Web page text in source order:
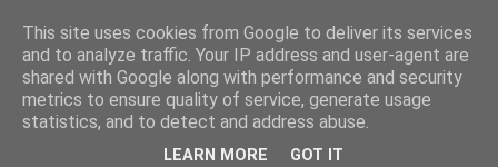
pluskiewicz.blogspot.com
poniedziałek, 8 sierpnia 2011
ŚMIAĆ SIĘ CZY PŁAKAĆ?
This site uses cookies from Google to deliver its services
and to analyze traffic. Your IP address and user-agent are
shared with Google along with performance and security
metrics to ensure quality of service, generate usage
statistics, and to detect and address abuse.
LEARN MORE GOT IT